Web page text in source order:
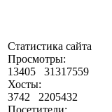
Статистика сайта
Просмотры:
13405
31317559
Хосты:
3742
2205432
Посетители: